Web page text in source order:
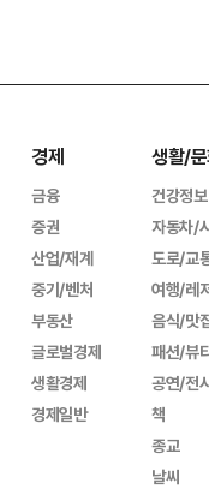
경제
금융
증권
산업/재계
중기/벤처
부동산
글로벌경제
생활경제
경제일반
생활/
건강정보
자동차/
도로/교
여행/레
음식/맛
패션/뷰
공연/전
책
종교
날씨